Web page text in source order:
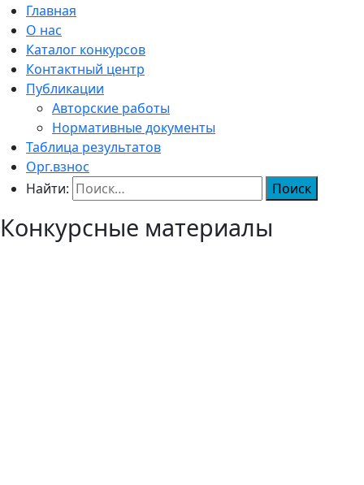
Главная
О нас
Каталог конкурсов
Контактный центр
Публикации
Авторские работы
Нормативные документы
Таблица результатов
Орг.взнос
Найти:
Конкурсные материалы